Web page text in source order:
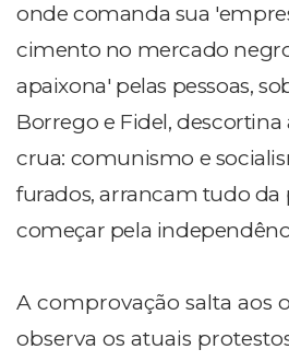
onde comanda sua
cimento no mercado
apaixona' pelas pessoas,
Borrego e Fidel, descortina
crua: comunismo e
furados, arrancam tudo da
começar pela
A comprovação salta aos
observa os atuais